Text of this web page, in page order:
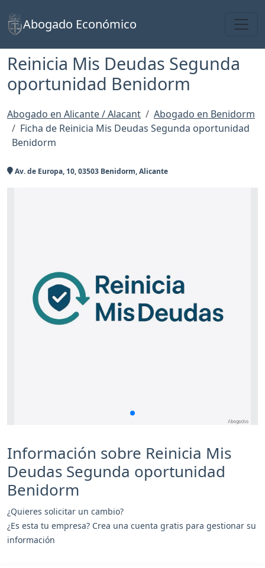
Abogado Económico
Reinicia Mis Deudas Segunda
oportunidad Benidorm
Abogado en Alicante / Alacant
Abogado en Benidorm
Ficha de Reinicia Mis Deudas Segunda oportunidad
Benidorm
Av. de Europa, 10, 03503 Benidorm, Alicante
Información sobre Reinicia Mis
Deudas Segunda oportunidad
Benidorm
¿Quieres solicitar un cambio?
¿Es esta tu empresa? Crea una cuenta gratis para gestionar su
información